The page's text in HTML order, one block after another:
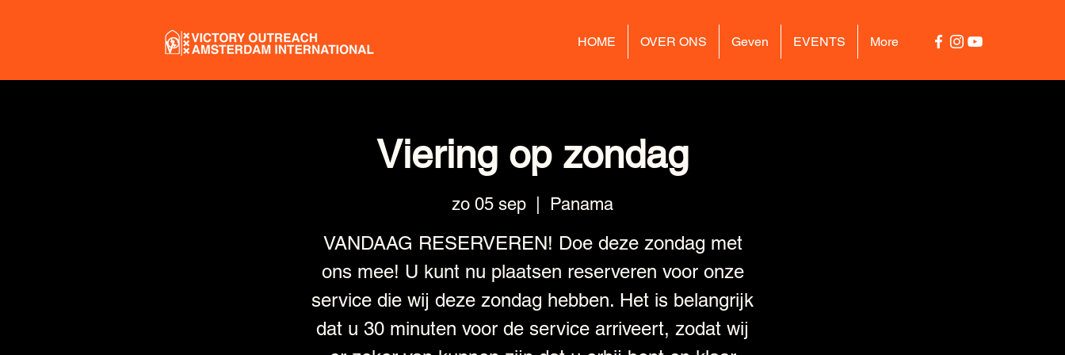
HOME OVER ONS Geven EVENTS More
Viering op zondag
zo 05 sep Panama
VANDAAG RESERVEREN! Doe deze zondag met
ons mee! U kunt nu plaatsen reserveren voor onze
service die wij deze zondag hebben. Het is belangrijk
dat u 30 minuten voor de service arriveert, zodat wij